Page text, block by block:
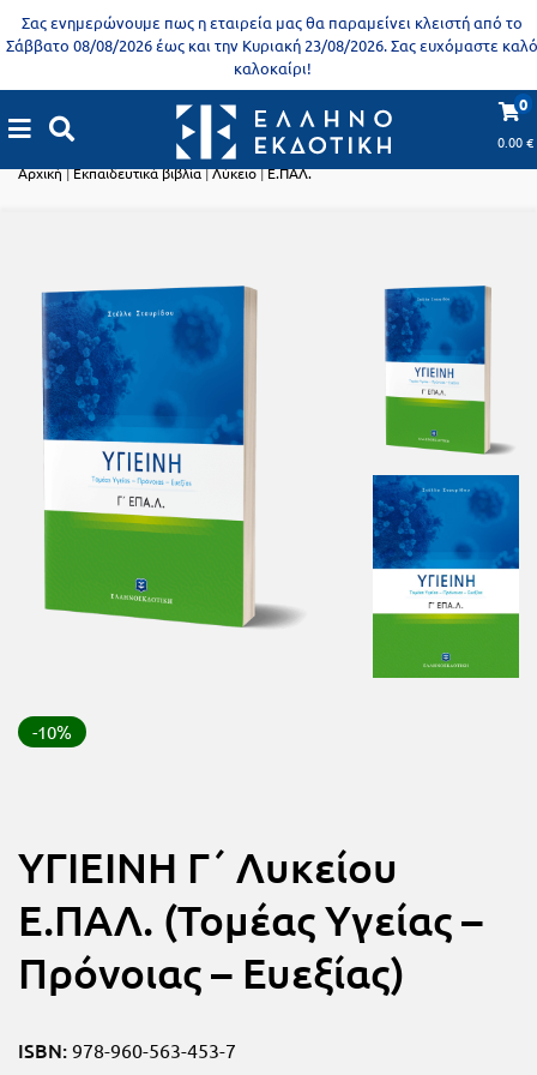
Σας ενημερώνουμε πως η εταιρεία μας θα παραμείνει κλειστή από το
Σάββατο 08/08/2026 έως και την Κυριακή 23/08/2026. Σας ευχόμαστε καλό
καλοκαίρι!
0
0.00€
X
Βιβλία
ενήλικες
Αποκλειστική
διάθεση
Trivia
Books
- Η
είναι
Παιδικό
χριστιανικά
Ξένες
γλώσσες
Α.Σ.Ε.Π.
Προδημοτική
εκπαίδευση
Εκπαιδευτικές
αφίσες
Βιβλία
Ελληνίζειν
Δημοτικό
Α΄
Τάξη
Δ΄
Τάξη
ΣΤ΄
Τάξη
Γυμνάσιο
Α΄
Εκπαιδευτικά βιβλία
Αρχική|Εκπαιδευτικά βιβλία|Λύκειο|Ε.ΠΑΛ.
ΥΓΙΕΙΝΗ Γ΄ Λυκείου
Ε.ΠΑΛ. (Τομέας Yγείας –
Πρόνοιας – Ευεξίας)
ISBN: 978-960-563-453-7
-10%